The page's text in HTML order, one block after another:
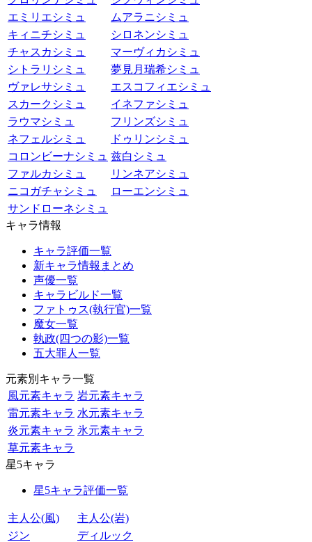
エミリエシミュ
ムアラニシミュ
キィニチシミュ
シロネンシミュ
チャスカシミュ
マーヴィカシミュ
シトラリシミュ
夢見月瑞希シミュ
ヴァレサシミュ
エスコフィエシミュ
スカークシミュ
イネファシミュ
ラウマシミュ
フリンズシミュ
ネフェルシミュ
ドゥリンシミュ
コロンビーナシミュ 兹白シミュ
ファルカシミュ
リンネアシミュ
ニコガチャシミュ
ローエンシミュ
サンドローネシミュ
キャラ情報
キャラ評価一覧
新キャラ情報まとめ
声優一覧
キャラビルド一覧
ファトゥス(執行官)一覧
魔女一覧
執政(四つの影)一覧
五大罪人一覧
元素別キャラ一覧
風元素キャラ 岩元素キャラ
雷元素キャラ 水元素キャラ
炎元素キャラ 氷元素キャラ
草元素キャラ
星5キャラ
星5キャラ評価一覧
主人公(風)
主人公(岩)
ジン
ディルック